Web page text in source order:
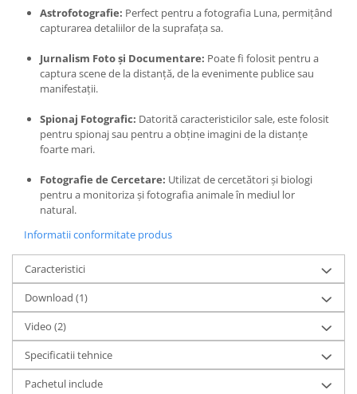
Astrofotografie: Perfect pentru a fotografia Luna, permițând
capturarea detaliilor de la suprafața sa.
Jurnalism Foto și Documentare: Poate fi folosit pentru a
captura scene de la distanță, de la evenimente publice sau
manifestații.
Spionaj Fotografic: Datorită caracteristicilor sale, este folosit
pentru spionaj sau pentru a obține imagini de la distanțe
foarte mari.
Fotografie de Cercetare: Utilizat de cercetători și biologi
pentru a monitoriza și fotografia animale în mediul lor
natural.
Informatii conformitate produs
Caracteristici
Download (1)
Video (2)
Specificatii tehnice
Pachetul include